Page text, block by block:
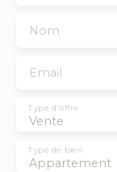
Nom
Email
Vente
Type d'offre
Appartement
Type de bien